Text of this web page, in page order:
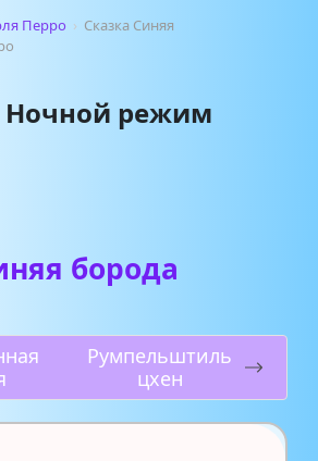
Перро › Сказка Синяя
Ночной режим
борода
Румпельштиль
цхен